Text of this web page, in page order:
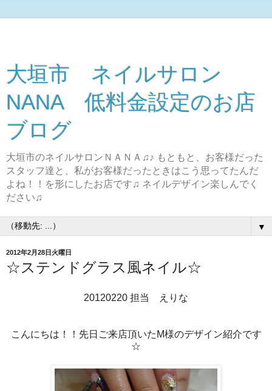
大垣市 ネイルサロン
NANA 低料金設定のお店
ブログ
大垣市のネイルサロンＮＡＮＡ♫♪ もともと、お客様だった
スタッフ達と、私がお客様だったときはこう思ってたんだ
よね！！を形にしたお店です♫ ネイルデザイン楽しんでく
ださい♫
▼
2012年2月28日火曜日
☆ステンドグラス風ネイル☆
20120220 担当 えりな
こんにちは！！先日ご来店頂いたM様のデザイン紹介です
☆